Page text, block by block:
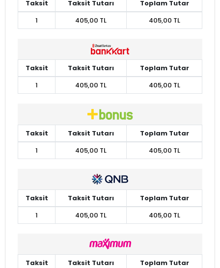
Taksit Taksit Tutarı
Toplam Tutar
1
405,00 TL 405,00 TL
Taksit Taksit Tutarı
Toplam Tutar
1
405,00 TL 405,00 TL
Taksit Taksit Tutarı
Toplam Tutar
1
405,00 TL 405,00 TL
Taksit Taksit Tutarı
Toplam Tutar
1
405,00 TL 405,00 TL
Taksit Taksit Tutarı
Toplam Tutar